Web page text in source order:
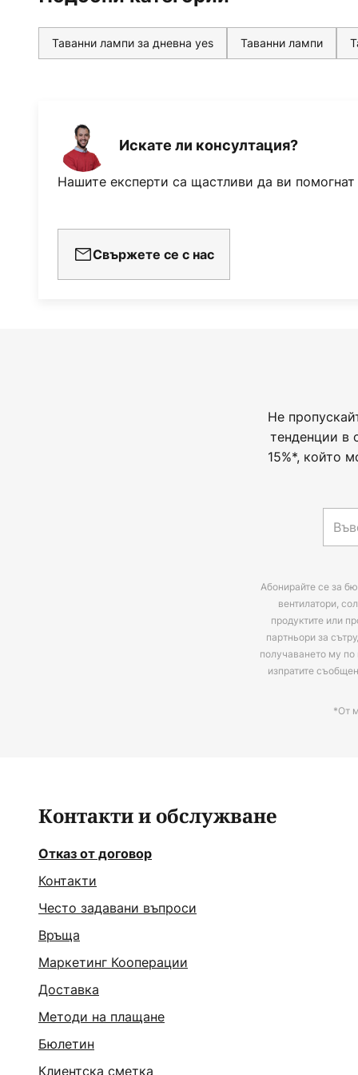
Таванни лампи за дневна yes Таванни лампи
Искате ли консултация?
Нашите експерти са щастливи да ви помогнат
Свържете се с нас
Не
тенденции в
15%*, който
Абонирайте се за
вентилатори,
продуктите или
партньори за
получаването му по
изпратите
*От
Контакти и обслужване
Отказ от договор
Контакти
Често задавани въпроси
Връща
Маркетинг Кооперации
Доставка
Методи на плащане
Бюлетин
Клиентска сметка